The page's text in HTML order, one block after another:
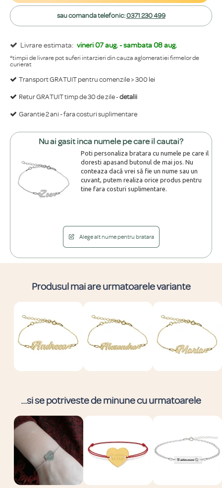
Livrare estimata: vineri 07 aug. - sambata 08 aug.
*timpii de livrare pot suferi intarzieri din cauza aglomeratiei firmelor de
curierat
Transport GRATUIT pentru comenzile > 300 lei
Retur GRATUIT timp de 30 de zile -detalii
Garantie 2 ani - fara costuri suplimentare
sau comanda telefonic:0371 230 499
Nu ai gasit inca numele pe care il cautai?
Poti personaliza bratara cu numele pe care il
doresti apasand butonul de mai jos. Nu
conteaza dacă vrei să fie un nume sau un
cuvant, putem realiza orice produs pentru
tine fara costuri suplimentare.
Alege alt nume pentru bratara
Produsul mai are urmatoarele variante
...si se potriveste de minune cu urmatoarele